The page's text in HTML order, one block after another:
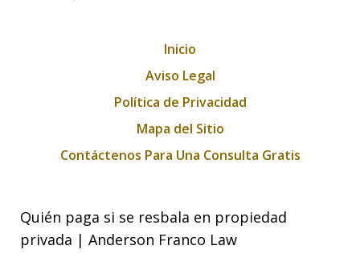
Inicio
Aviso Legal
Política de Privacidad
Mapa del Sitio
Contáctenos Para Una Consulta Gratis
Quién paga si se resbala en propiedad
privada | Anderson Franco Law